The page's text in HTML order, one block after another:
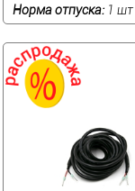
Норма отпуска: 1 шт